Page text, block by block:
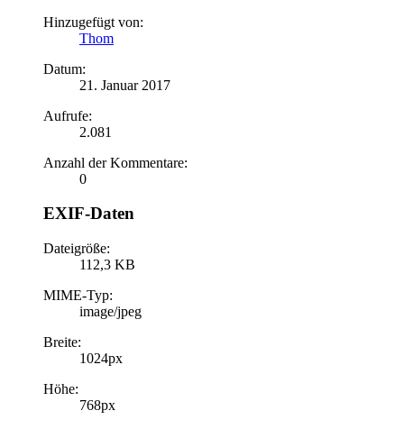
Hinzugefügt von:
Thom
Datum:
21. Januar 2017
Aufrufe:
2.081
Anzahl der Kommentare:
0
EXIF-Daten
Dateigröße:
112,3 KB
MIME-Typ:
image/jpeg
Breite:
1024px
Höhe:
768px